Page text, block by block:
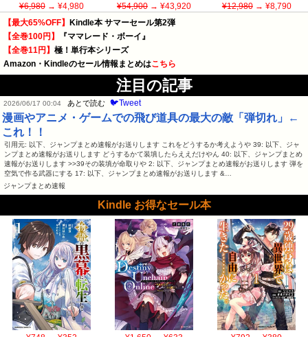
¥6,980→ ¥4,980 ¥54,900→ ¥43,920 ¥12,980→ ¥8,790
【最大65%OFF】 Kindle本 サマーセール第2弾
【全巻100円】
『ママレード・ボーイ』
【全巻11円】 極！単行本シリーズ
Amazon・Kindleのセール情報まとめはこちら
注目の記事
2026/06/17 00:04 あとで読む 🐦Tweet
漫画やアニメ・ゲームでの飛び道具の最大の敵「弾切れ」←
これ！！
引用元: 以下、ジャンプまとめ速報がお送りします これをどうするか考えようや 39: 以下、ジャ
ンプまとめ速報がお送りします どうするかて装填したらええだけやん 40: 以下、ジャンプまとめ
速報がお送りします >>39その装填が命取りや 2: 以下、ジャンプまとめ速報がお送りします 弾を
空気で作る武器にする 17: 以下、ジャンプまとめ速報がお送りします &…
ジャンプまとめ速報
Kindle お得なセール本